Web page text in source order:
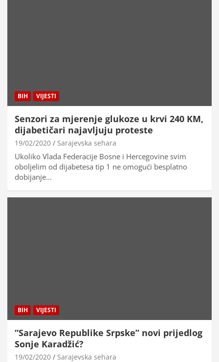
BIH VIJESTI
Senzori za mjerenje glukoze u krvi 240 KM,
dijabetičari najavljuju proteste
19/02/2020 Sarajevska sehara
Ukoliko Vlada Federacije Bosne i Hercegovine svim
oboljelim od dijabetesa tip 1 ne omogući besplatno
dobijanje…
BIH VIJESTI
“Sarajevo Republike Srpske” novi prijedlog
Sonje Karadžić?
19/02/2020 Sarajevska sehara